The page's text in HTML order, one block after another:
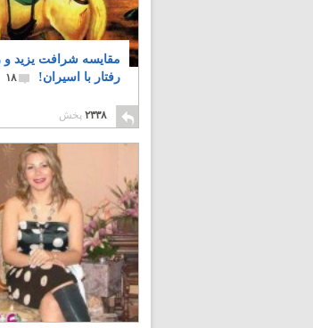
مقایسه شرافت یزید و
رفتار با اسیران!
۱۸
۲۳۳۸ پخش